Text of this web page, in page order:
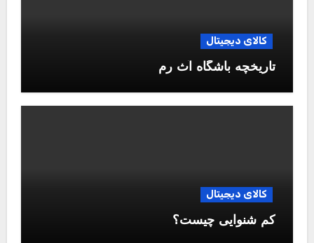
کالای دیجیتال
تاریخچه باشگاه آث رم
کالای دیجیتال
کم شنوایی چیست؟